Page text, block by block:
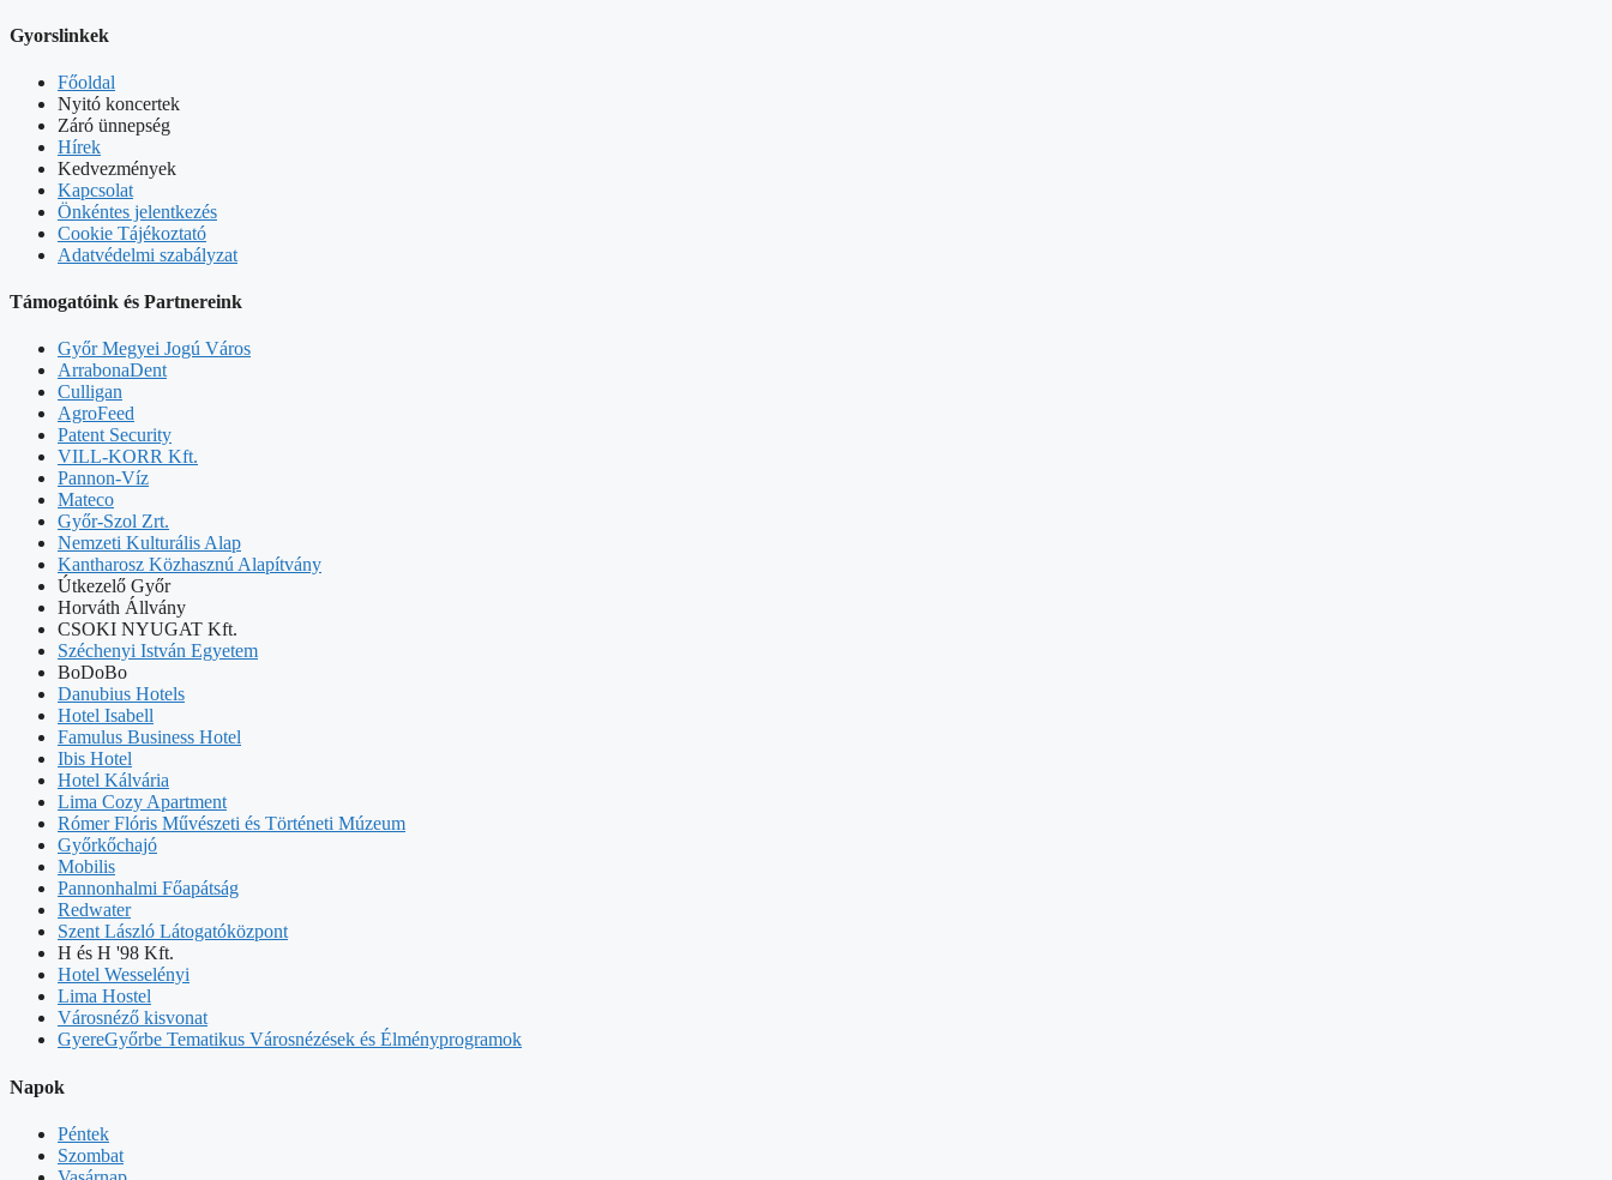
Gyorslinkek
Főoldal
Nyitó koncertek
Záró ünnepség
Hírek
Kedvezmények
Kapcsolat
Önkéntes jelentkezés
Cookie Tájékoztató
Adatvédelmi szabályzat
Támogatóink és Partnereink
Győr Megyei Jogú Város
ArrabonaDent
Culligan
AgroFeed
Patent Security
VILL-KORR Kft.
Pannon-Víz
Mateco
Győr-Szol Zrt.
Nemzeti Kulturális Alap
Kantharosz Közhasznú Alapítvány
Útkezelő Győr
Horváth Állvány
CSOKI NYUGAT Kft.
Széchenyi István Egyetem
BoDoBo
Danubius Hotels
Hotel Isabell
Famulus Business Hotel
Ibis Hotel
Hotel Kálvária
Lima Cozy Apartment
Rómer Flóris Művészeti és Történeti Múzeum
Győrkőchajó
Mobilis
Pannonhalmi Főapátság
Redwater
Szent László Látogatóközpont
H és H '98 Kft.
Hotel Wesselényi
Lima Hostel
Városnéző kisvonat
GyereGyőrbe Tematikus Városnézések és Élményprogramok
Napok
Péntek
Szombat